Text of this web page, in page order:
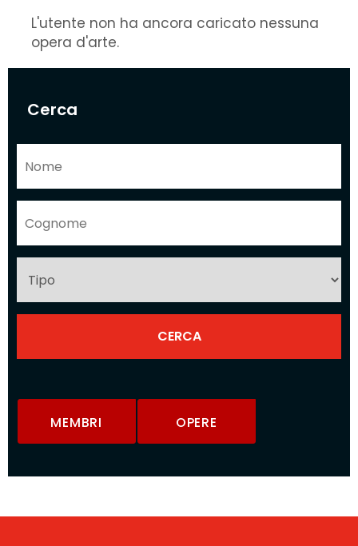
Cerca
MEMBRI OPERE
L'utente non ha ancora caricato nessuna
opera d'arte.